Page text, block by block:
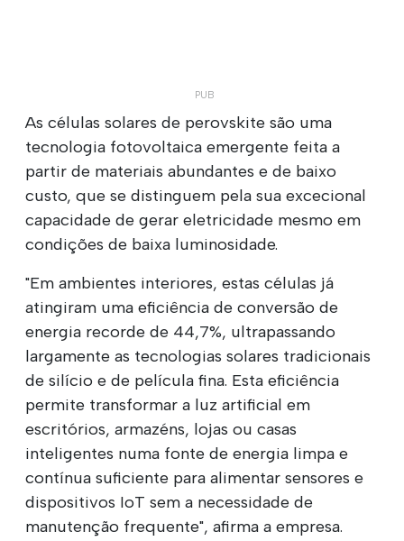
As células solares de perovskite são uma
tecnologia fotovoltaica emergente feita a
partir de materiais abundantes e de baixo
custo, que se distinguem pela sua excecional
capacidade de gerar eletricidade mesmo em
condições de baixa luminosidade.
"Em ambientes interiores, estas células já
atingiram uma eficiência de conversão de
energia recorde de 44,7%, ultrapassando
largamente as tecnologias solares tradicionais
de silício e de película fina. Esta eficiência
permite transformar a luz artificial em
escritórios, armazéns, lojas ou casas
inteligentes numa fonte de energia limpa e
contínua suficiente para alimentar sensores e
dispositivos IoT sem a necessidade de
manutenção frequente", afirma a empresa.